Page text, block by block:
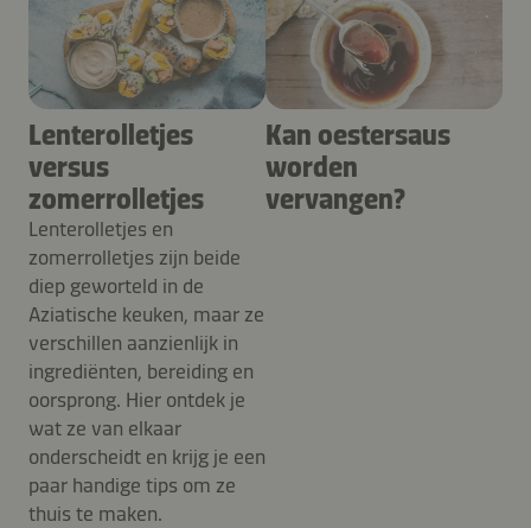
Lenterolletjes
versus
zomerrolletjes
Lenterolletjes en
zomerrolletjes zijn beide
diep geworteld in de
Aziatische keuken, maar ze
verschillen aanzienlijk in
ingrediënten, bereiding en
oorsprong. Hier ontdek je
wat ze van elkaar
onderscheidt en krijg je een
paar handige tips om ze
thuis te maken.
Kan oestersaus
worden
vervangen?